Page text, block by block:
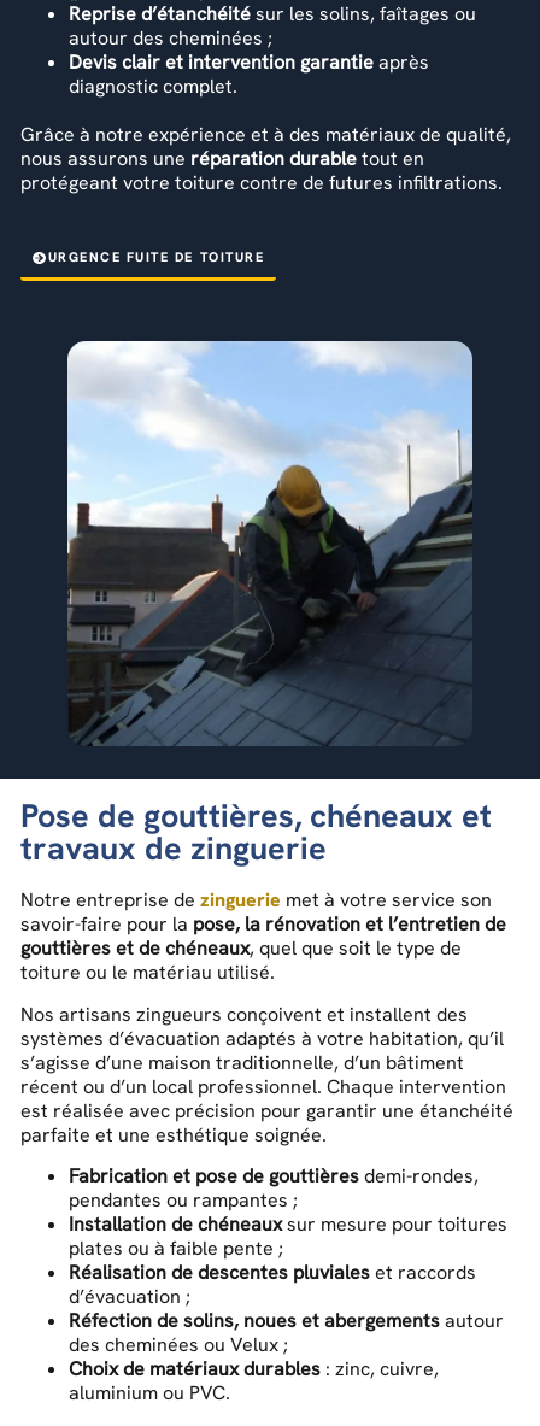
Reprise d’étanchéitésur les solins, faîtages ou
autour des cheminées ;
Devis clair et intervention garantieaprès
diagnostic complet.
Grâce à notre expérience et à des matériaux de qualité,
nous assurons une réparation durabletout en
protégeant votre toiture contre de futures infiltrations.
URGENCE FUITE DE TOITURE
Pose de gouttières, chéneaux et
travaux de zinguerie
Notre entreprise de zinguerie met à votre service son
savoir-faire pour la pose, la rénovation et l’entretien de
gouttières et de chéneaux, quel que soit le type de
toiture ou le matériau utilisé.
Nos artisans zingueurs conçoivent et installent des
systèmes d’évacuation adaptés à votre habitation, qu’il
s’agisse d’une maison traditionnelle, d’un bâtiment
récent ou d’un local professionnel. Chaque intervention
est réalisée avec précision pour garantir une étanchéité
parfaite et une esthétique soignée.
Fabrication et pose de gouttièresdemi-rondes,
pendantes ou rampantes ;
Installation de chéneauxsur mesure pour toitures
plates ou à faible pente ;
Réalisation de descentes pluvialeset raccords
d’évacuation ;
Réfection de solins, noues et abergementsautour
des cheminées ou Velux ;
Choix de matériaux durables : zinc, cuivre,
aluminium ou PVC.